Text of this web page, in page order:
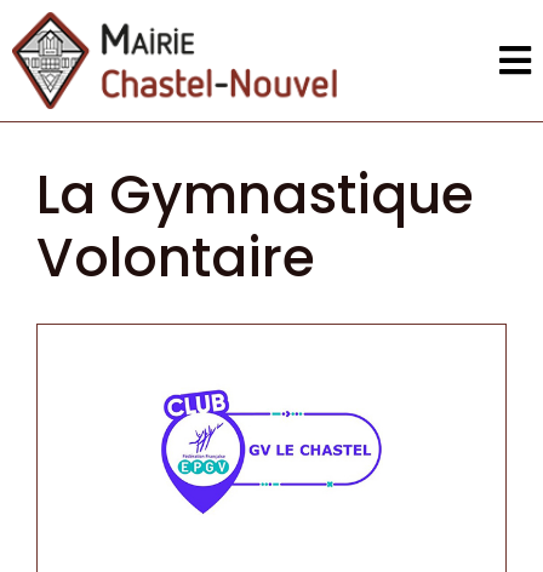
La Gymnastique
Volontaire